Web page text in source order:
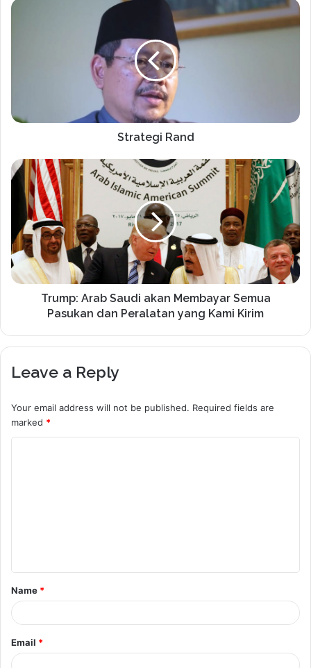
Strategi Rand
Trump: Arab Saudi akan Membayar Semua
Pasukan dan Peralatan yang Kami Kirim
Leave a Reply
Your email address will not be published. Required fields are
marked *
t
*
Name *
Email *